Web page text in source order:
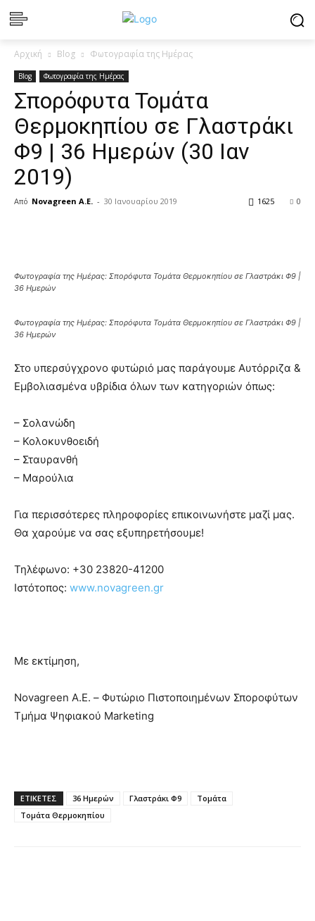
Αρχική Blog Φωτογραφία της Ημέρας
Blog Φωτογραφία της Ημέρας
Σπορόφυτα Τομάτα
Θερμοκηπίου σε Γλαστράκι
Φ9 | 36 Ημερών (30 Ιαν
2019)
Από Novagreen A.E. - 30 Ιανουαρίου 2019 0
1625
Φωτογραφία της Ημέρας: Σπορόφυτα Τομάτα Θερμοκηπίου σε Γλαστράκι Φ9 |
36 Ημερών
Φωτογραφία της Ημέρας: Σπορόφυτα Τομάτα Θερμοκηπίου σε Γλαστράκι Φ9 |
36 Ημερών
Στο υπερσύγχρονο φυτώριό μας παράγουμε Αυτόρριζα &
Εμβολιασμένα υβρίδια όλων των κατηγοριών όπως:
– Σολανώδη
– Κολοκυνθοειδή
– Σταυρανθή
– Μαρούλια
Για περισσότερες πληροφορίες επικοινωνήστε μαζί μας.
Θα χαρούμε να σας εξυπηρετήσουμε!
Τηλέφωνο: +30 23820-41200
Ιστότοπος: www.novagreen.gr
Με εκτίμηση,
Novagreen A.E. – Φυτώριο Πιστοποιημένων Σποροφύτων
Τμήμα Ψηφιακού Marketing
ΕΤΙΚΕΤΕΣ 36 Ημερών Γλαστράκι Φ9
Τομάτα
Τομάτα Θερμοκηπίου